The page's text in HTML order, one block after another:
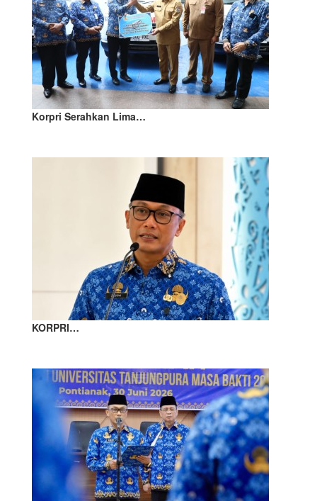
Korpri Serahkan Lima…
KORPRI…